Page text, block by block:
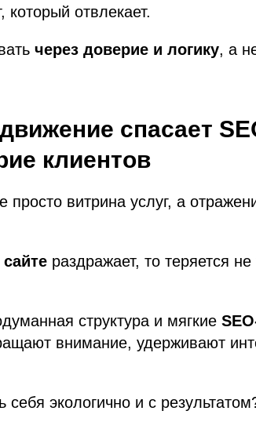
отвлекает.
через доверие и логику, а
спасает
клиентов
просто витрина услуг, а
раздражает, то теряется не
структура и мягкие
внимание, удерживают
себя экологично и с